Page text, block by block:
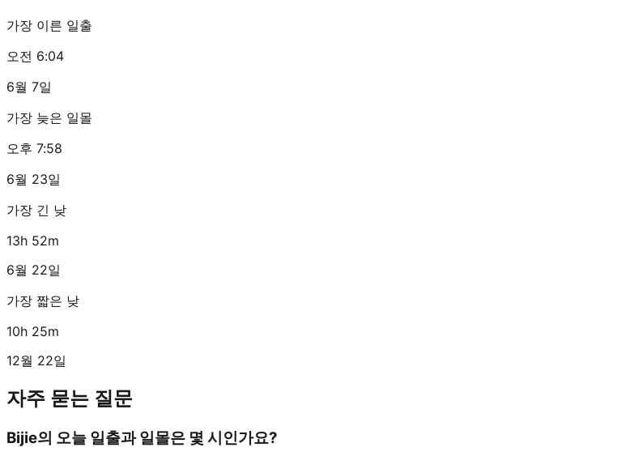
가장 이른 일출
오전 6:04
6월 7일
가장 늦은 일몰
오후 7:58
6월 23일
가장 긴 낮
13h 52m
6월 22일
가장 짧은 낮
10h 25m
12월 22일
자주 묻는 질문
Bijie의 오늘 일출과 일몰은 몇 시인가요?